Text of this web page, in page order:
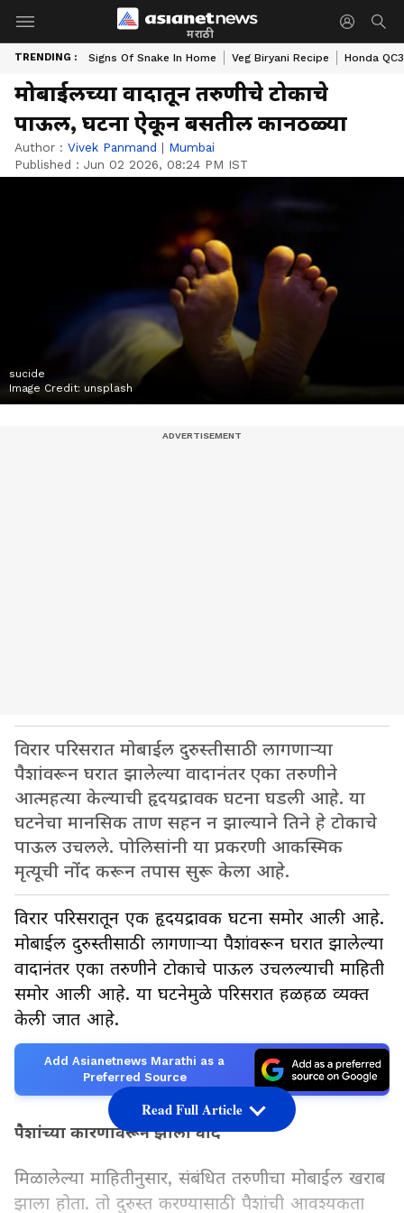
मराठी
TRENDING : Signs Of Snake In Home Veg Biryani Recipe Honda
मोबाईलच्या वादातून तरुणीचे टोकाचे
पाऊल, घटना ऐकून बसतील कानठळ्या
Author : Vivek Panmand | Mumbai
Published : Jun 02 2026, 08:24 PM IST
sucide
Image Credit: unsplash
विरार परिसरात मोबाईल दुरुस्तीसाठी लागणाऱ्या
पैशांवरून घरात झालेल्या वादानंतर एका तरुणीने
आत्महत्या केल्याची हृदयद्रावक घटना घडली आहे. या
घटनेचा मानसिक ताण सहन न झाल्याने तिने हे टोकाचे
पाऊल उचलले. पोलिसांनी या प्रकरणी आकस्मिक
मृत्यूची नोंद करून तपास सुरू केला आहे.
विरार परिसरातून एक हृदयद्रावक घटना समोर आली आहे.
मोबाईल दुरुस्तीसाठी लागणाऱ्या पैशांवरून घरात झालेल्या
वादानंतर एका तरुणीने टोकाचे पाऊल उचलल्याची माहिती
समोर आली आहे. या घटनेमुळे परिसरात हळहळ व्यक्त
केली जात आहे.
Add Asianetnews Marathi as a
Preferred Source
पैशांच्या कारणावरून झाला वाद
मिळालेल्या माहितीनुसार, संबंधित तरुणीचा मोबाईल खराब
झाला होता. तो दुरुस्त करण्यासाठी पैशांची आवश्यकता
Read Full Article